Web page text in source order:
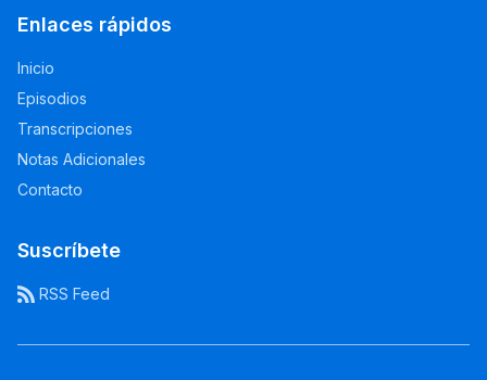
Enlaces rápidos
Inicio
Episodios
Transcripciones
Notas Adicionales
Contacto
Suscríbete
RSS Feed